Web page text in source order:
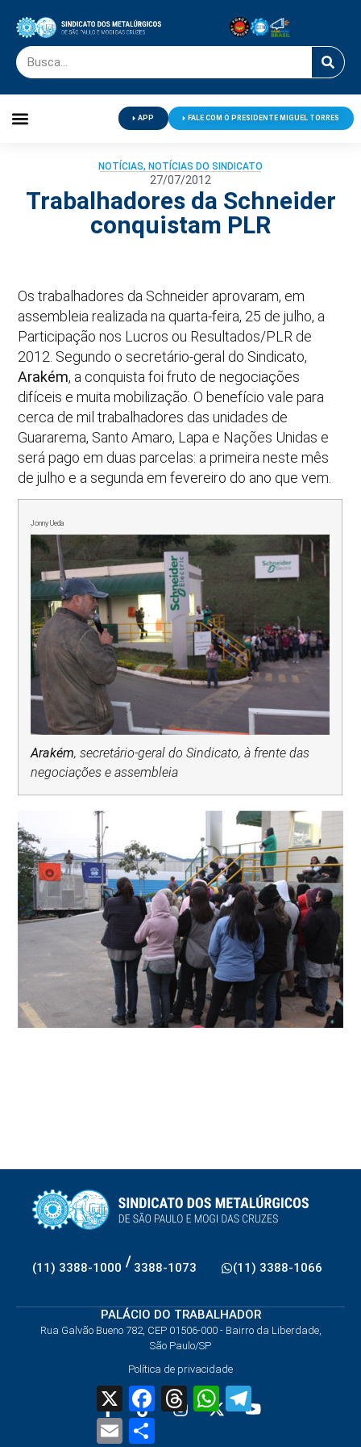
APP FALE COM O PRESIDENTE MIGUEL TORRES
NOTÍCIAS, NOTÍCIAS DO SINDICATO
27/07/2012
Trabalhadores da Schneider
conquistam PLR
Os trabalhadores da Schneider aprovaram, em
assembleia realizada na quarta-feira, 25 de julho, a
Participação nos Lucros ou Resultados/PLR de
2012. Segundo o secretário-geral do Sindicato,
Arakém, a conquista foi fruto de negociações
difíceis e muita mobilização. O benefício vale para
cerca de mil trabalhadores das unidades de
Guararema, Santo Amaro, Lapa e Nações Unidas e
será pago em duas parcelas: a primeira neste mês
de julho e a segunda em fevereiro do ano que vem.
Jonny Ueda
Arakém, secretário-geral do Sindicato, à frente das
negociações e assembleia
(11) 3388-1000 / 3388-1073 (11) 3388-1066
PALÁCIO DO TRABALHADOR
Rua Galvão Bueno 782, CEP 01506-000 - Bairro da Liberdade,
São Paulo/SP
Política de privacidade
X FacebookThreadsWhatsApp
Email